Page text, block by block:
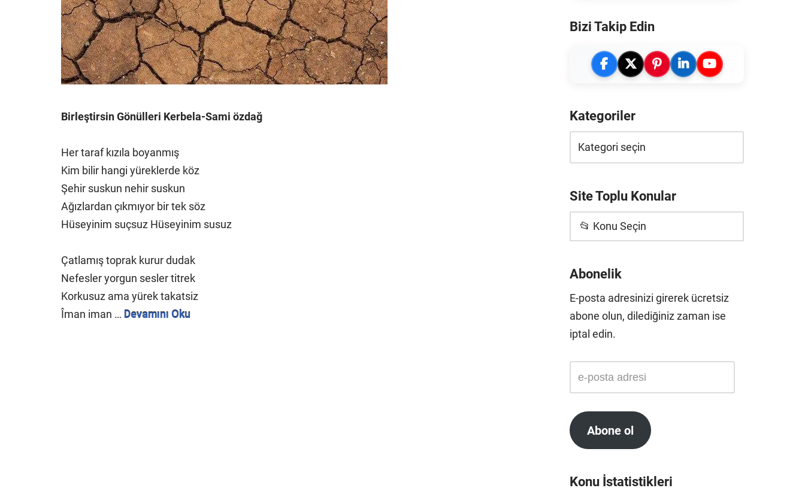
Birleştirsin Gönülleri Kerbela-Sami özdağ
Her taraf kızıla boyanmış
Kim bilir hangi yüreklerde köz
Şehir suskun nehir suskun
Ağızlardan çıkmıyor bir tek söz
Hüseyinim suçsuz Hüseyinim susuz
Çatlamış toprak kurur dudak
Nefesler yorgun sesler titrek
Korkusuz ama yürek takatsiz
Îman iman … Devamını Oku
Bizi Takip Edin
Kategoriler
Site Toplu Konular
📂 Konu Seçin
Abonelik
E-posta adresinizi girerek ücretsiz
abone olun, dilediğiniz zaman ise
iptal edin.
Abone ol
Konu İstatistikleri